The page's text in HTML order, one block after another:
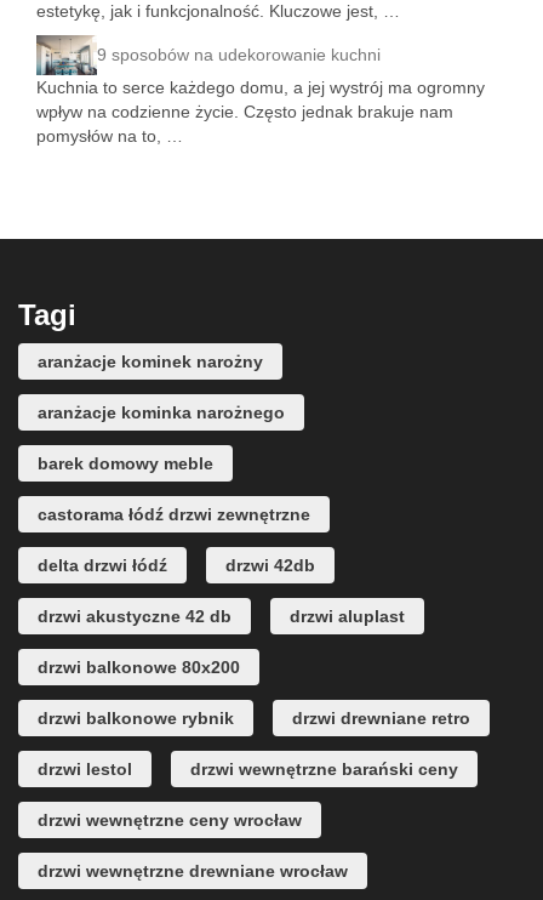
estetykę, jak i funkcjonalność. Kluczowe jest, …
9 sposobów na udekorowanie kuchni
Kuchnia to serce każdego domu, a jej wystrój ma ogromny
wpływ na codzienne życie. Często jednak brakuje nam
pomysłów na to, …
Tagi
aranżacje kominek narożny
aranżacje kominka narożnego
barek domowy meble
castorama łódź drzwi zewnętrzne
delta drzwi łódź drzwi 42db
drzwi akustyczne 42 db drzwi aluplast
drzwi balkonowe 80x200
drzwi balkonowe rybnik drzwi drewniane retro
drzwi lestol drzwi wewnętrzne barański ceny
drzwi wewnętrzne ceny wrocław
drzwi wewnętrzne drewniane wrocław